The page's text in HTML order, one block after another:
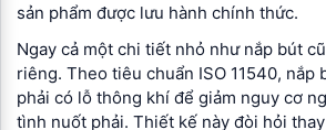
sản phẩm được lưu hành chính thức.
Ngay cả một chi tiết nhỏ như nắp bút
riêng. Theo tiêu chuẩn ISO 11540, nắp
phải có lỗ thông khí để giảm nguy cơ
tình nuốt phải. Thiết kế này đòi hỏi